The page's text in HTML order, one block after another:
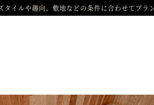
イルや趣向、敷地などの条件に合わせてプラ